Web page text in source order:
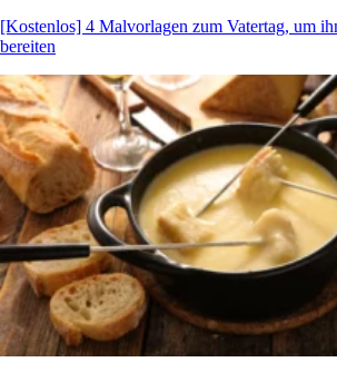
[Kostenlos] 4 Malvorlagen zum Vatertag, um
bereiten